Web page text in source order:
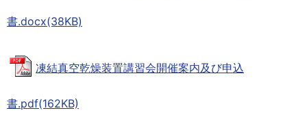
書.docx(38KB)
凍結真空乾燥装置講習会開催案内及び申込
書.pdf(162KB)